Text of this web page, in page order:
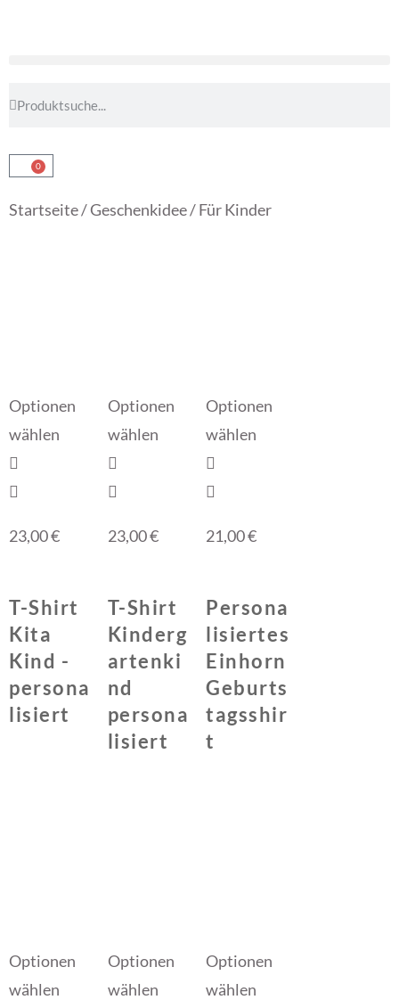
0
Startseite/Geschenkidee/ Für Kinder
Optionen
wählen
23,00€
T-Shirt
Kita
Kind -
persona
lisiert
Optionen
wählen
23,00€
T-Shirt
Kinderg
artenki
nd
persona
lisiert
Optionen
wählen
21,00€
Persona
lisiertes
Einhorn
Geburts
tagsshir
t
Optionen
wählen
Optionen
wählen
Optionen
wählen